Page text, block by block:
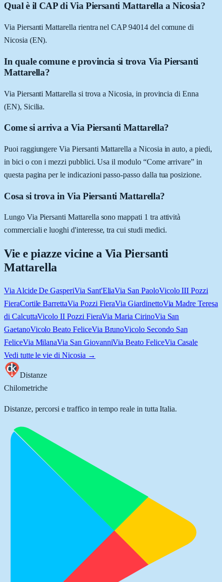
Qual è il CAP di Via Piersanti Mattarella a Nicosia?
Via Piersanti Mattarella rientra nel CAP 94014 del comune di
Nicosia (EN).
In quale comune e provincia si trova Via Piersanti
Mattarella?
Via Piersanti Mattarella si trova a Nicosia, in provincia di Enna
(EN), Sicilia.
Come si arriva a Via Piersanti Mattarella?
Puoi raggiungere Via Piersanti Mattarella a Nicosia in auto, a piedi,
in bici o con i mezzi pubblici. Usa il modulo “Come arrivare” in
questa pagina per le indicazioni passo-passo dalla tua posizione.
Cosa si trova in Via Piersanti Mattarella?
Lungo Via Piersanti Mattarella sono mappati 1 tra attività
commerciali e luoghi d'interesse, tra cui studi medici.
Vie e piazze vicine a Via Piersanti
Mattarella
Via Alcide De GasperiVia Sant'EliaVia San PaoloVicolo III Pozzi
FieraCortile BarrettaVia Pozzi FieraVia GiardinettoVia Madre Teresa
di CalcuttaVicolo II Pozzi FieraVia Maria CirinoVia San
GaetanoVicolo Beato FeliceVia BrunoVicolo Secondo San
FeliceVia MilanaVia San GiovanniVia Beato FeliceVia Casale
Vedi tutte le vie di Nicosia →
Distanze
Chilometriche
Distanze, percorsi e traffico in tempo reale in tutta Italia.